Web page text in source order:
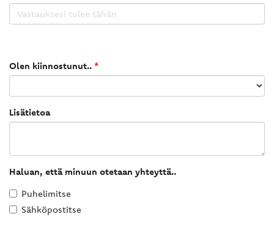
Olen kiinnostunut.. *
Lisätietoa
Haluan, että minuun otetaan yhteyttä..
Puhelimitse
Sähköpostitse